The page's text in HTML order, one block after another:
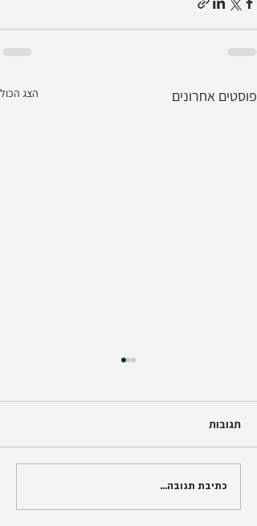
פוסטים אחרונים הצג הכול
התנסות בלמידת מכונה ללא
קוד
תגובות
כתיבת תגובה...